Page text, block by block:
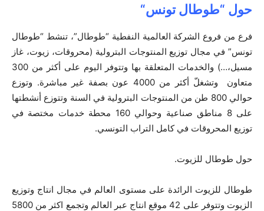
حول “طوطال تونس“
فرع من فروع الشركة العالمية النفطية “طوطال”، تنشط “طوطال
تونس” في مجال توزيع المنتوجات البترولية (محروقات، زيوت، غاز
مسيل،…) والخدمات المتعلقة بها وتتوفر اليوم على أكثر من 300
متعاون وتشغلّ أكثر من 4000 عون بصفة غير مباشرة. وتوزع
حوالي 800 طن من المنتوجات البترولية في السنة وتتوزع أنشطتها
على 8 مناطق صناعية وحوالي 160 محطة خدمات مختصة في
توزيع المحروقات في كامل التراب التونسي.
حول طوطال للزيوت.
طوطال للزيوت الرائدة على مستوى العالم في مجال انتاج وتوزيع
الزيوت وتتوفر على 42 موقع انتاج عبر العالم وتجمع اكثر من 5800